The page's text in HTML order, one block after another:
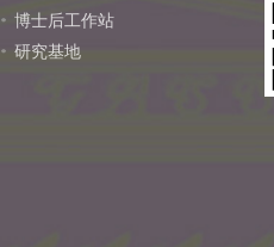
博士后工作站
研究基地